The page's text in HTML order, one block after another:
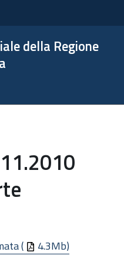
della Regione
( 4.3Mb)